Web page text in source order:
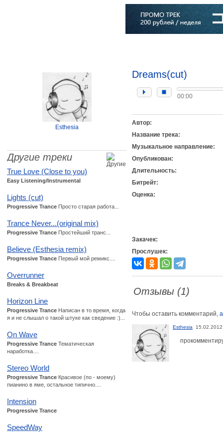
Esthesia
Другие треки
True Love (Close to you)
Easy Listening/Instrumental
Lights (cut)
Progressive Trance Просто старая работа...
Trance Never...(original mix)
Progressive Trance Простейший транс...
Believe (Esthesia remix)
Progressive Trance Первый мой ремикс....
Overrunner
Breaks & Breakbeat
Horizon Line
Progressive Trance Написан в то время, когда
я и не слышал о такой штуке как сведение :)...
On Wave
Progressive Trance Тематическая
наработка....
Stereo World
Progressive Trance Красивое (по - моему)
пианино в яме, остальное типично....
Intension
Progressive Trance
SpeedWay
Dreams(cut)
00:00
Автор:
Название трека:
Музыкальное направление:
Опубликован:
Длительность:
Битрейт:
Оценка:
Закачек:
Прослушек:
Отзывы (1)
Чтобы оставить комментарий,
Esthesia